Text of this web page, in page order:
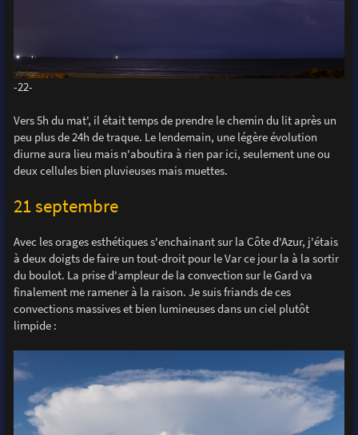
-22-
Vers 5h du mat', il était temps de prendre le chemin du lit après un
peu plus de 24h de traque. Le lendemain, une légère évolution
diurne aura lieu mais n'aboutira à rien par ici, seulement une ou
deux cellules bien pluvieuses mais muettes.
21 septembre
Avec les orages esthétiques s'enchainant sur la Côte d'Azur, j'étais
à deux doigts de faire un tout-droit pour le Var ce jour la à la sortir
du boulot. La prise d'ampleur de la convection sur le Gard va
finalement me ramener à la raison. Je suis friands de ces
convections massives et bien lumineuses dans un ciel plutôt
limpide :